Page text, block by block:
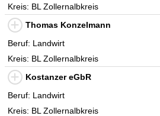
Kreis: BL Zollernalbkreis
Thomas Konzelmann
Beruf: Landwirt
Kreis: BL Zollernalbkreis
Kostanzer eGbR
Beruf: Landwirt
Kreis: BL Zollernalbkreis